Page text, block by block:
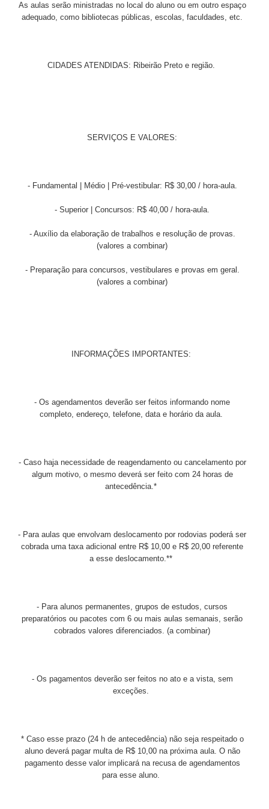
As aulas serão ministradas no local do aluno ou em outro espaço
adequado, como bibliotecas públicas, escolas, faculdades, etc.
CIDADES ATENDIDAS: Ribeirão Preto e região.
SERVIÇOS E VALORES:
- Fundamental | Médio | Pré-vestibular: R$ 30,00 / hora-aula.
- Superior | Concursos: R$ 40,00 / hora-aula.
- Auxílio da elaboração de trabalhos e resolução de provas.
(valores a combinar)
- Preparação para concursos, vestibulares e provas em geral.
(valores a combinar)
INFORMAÇÕES IMPORTANTES:
- Os agendamentos deverão ser feitos informando nome
completo, endereço, telefone, data e horário da aula.
- Caso haja necessidade de reagendamento ou cancelamento por
algum motivo, o mesmo deverá ser feito com 24 horas de
antecedência.*
- Para aulas que envolvam deslocamento por rodovias poderá ser
cobrada uma taxa adicional entre R$ 10,00 e R$ 20,00 referente
a esse deslocamento.**
- Para alunos permanentes, grupos de estudos, cursos
preparatórios ou pacotes com 6 ou mais aulas semanais, serão
cobrados valores diferenciados. (a combinar)
- Os pagamentos deverão ser feitos no ato e a vista, sem
exceções.
* Caso esse prazo (24 h de antecedência) não seja respeitado o
aluno deverá pagar multa de R$ 10,00 na próxima aula. O não
pagamento desse valor implicará na recusa de agendamentos
para esse aluno.